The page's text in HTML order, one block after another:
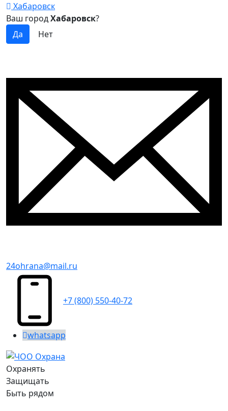
Хабаровск
Ваш городХабаровск?
24ohrana@mail.ru
+7 (800) 550-40-72
whatsapp
Охранять
Защищать
Быть рядом